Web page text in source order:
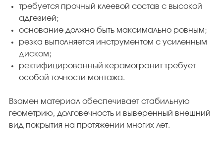
требуется прочный клеевой состав с высокой
адгезией;
основание должно быть максимально ровным;
резка выполняется инструментом с усиленным
диском;
ректифицированный керамогранит требует
особой точности монтажа.
Взамен материал обеспечивает стабильную
геометрию, долговечность и выверенный внешний
вид покрытия на протяжении многих лет.